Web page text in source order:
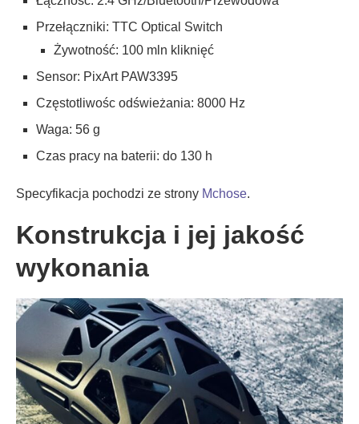
Przełączniki: TTC Optical Switch
Żywotność: 100 mln kliknięć
Sensor: PixArt PAW3395
Częstotliwośc odświeżania: 8000 Hz
Waga: 56 g
Czas pracy na baterii: do 130 h
Specyfikacja pochodzi ze strony Mchose.
Konstrukcja i jej jakość
wykonania